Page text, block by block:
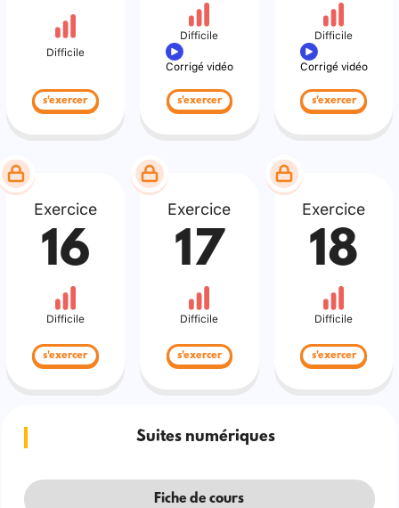
Difficile
s'exercer
Difficile
Corrigé vidéo
s'exercer
Difficile
Corrigé vidéo
s'exercer
Exercice
16
Difficile
s'exercer
Exercice
17
Difficile
s'exercer
Exercice
18
Difficile
s'exercer
Suites numériques
Fiche de cours